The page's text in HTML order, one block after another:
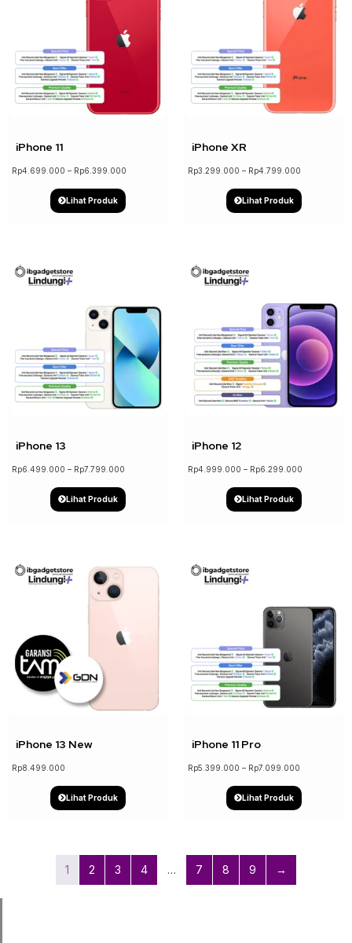
iPhone 11
Rp4.699.000 – Rp6.399.000
Lihat Produk
iPhone XR
Rp3.299.000 – Rp4.799.000
Lihat Produk
iPhone 13
Rp6.499.000 – Rp7.799.000
Lihat Produk
↓ 21%
iPhone 12
Rp4.999.000 – Rp6.299.000
Lihat Produk
iPhone 13 New
Rp8.499.000
Lihat Produk
iPhone 11 Pro
Rp5.399.000 – Rp7.099.000
Lihat Produk
1 2 3 4 … 7 8 9 →